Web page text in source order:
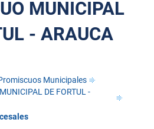
MUNICIPAL
- ARAUCA
Municipales
DE FORTUL -